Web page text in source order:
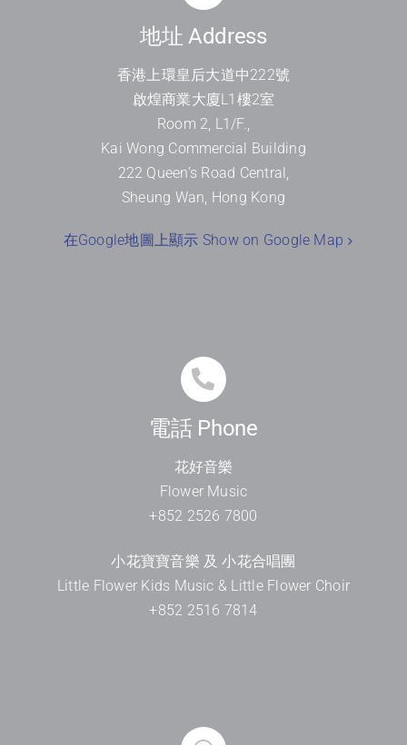
地址 Address
香港上環皇后大道中222號
啟煌商業大廈L1 樓2室
Room 2, L1/F.,
Kai Wong Commercial Building
222 Queen’s Road Central,
Sheung Wan, Hong Kong
在Google地圖上顯示 Show on Google Map
電話 Phone
花好音樂
Flower Music
+852 2526 7800
小花寶寶音樂 及 小花合唱團
Little Flower Kids Music & Little Flower Choir
+852 2516 7814